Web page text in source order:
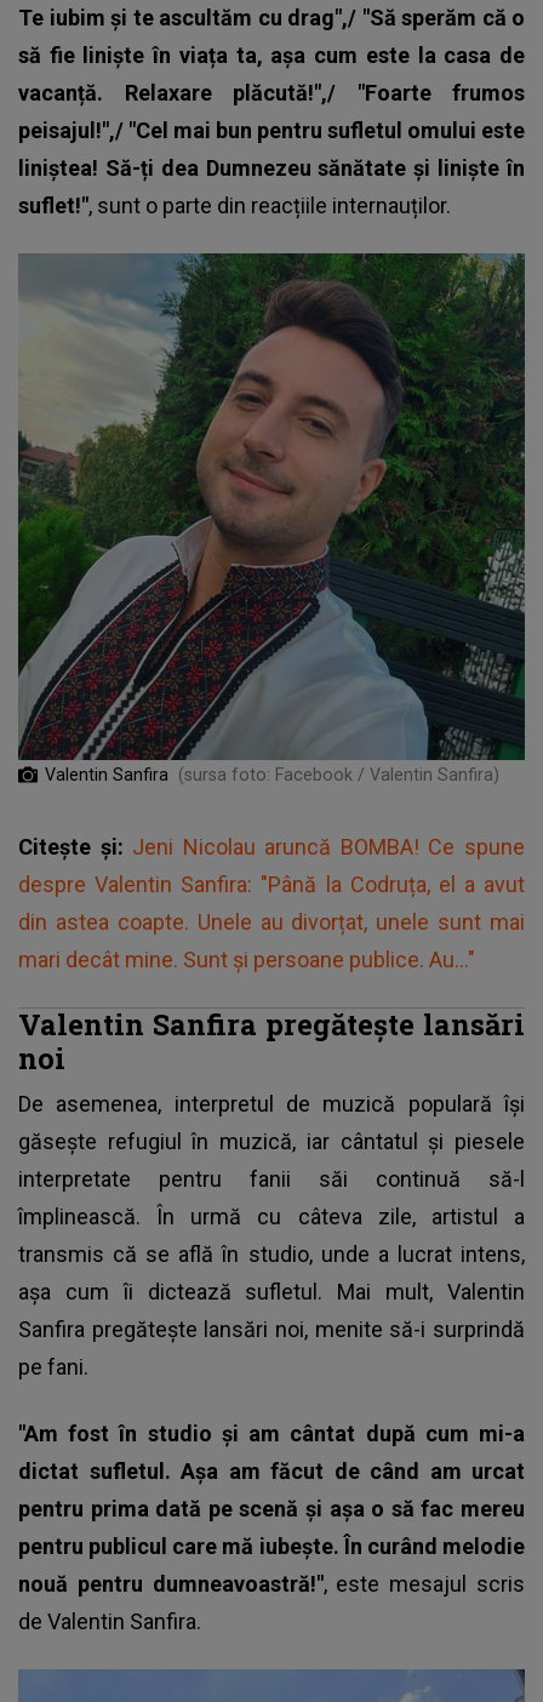
Te iubim și te ascultăm cu drag",/ "Să sperăm că o
să fie liniște în viața ta, așa cum este la casa de
vacanță. Relaxare plăcută!",/ "Foarte frumos
peisajul!",/ "Cel mai bun pentru sufletul omului este
liniștea! Să-ți dea Dumnezeu sănătate și liniște în
suflet!", sunt o parte din reacțiile internauților.
Valentin Sanfira (sursa foto: Facebook / Valentin Sanfira)
Citește și: Jeni Nicolau aruncă BOMBA! Ce spune
despre Valentin Sanfira: "Până la Codruța, el a avut
din astea coapte. Unele au divorțat, unele sunt mai
mari decât mine. Sunt și persoane publice. Au..."
Valentin Sanfira pregătește lansări
noi
De asemenea, interpretul de muzică populară își
găsește refugiul în muzică, iar cântatul și piesele
interpretate pentru fanii săi continuă să-l
împlinească. În urmă cu câteva zile, artistul a
transmis că se află în studio, unde a lucrat intens,
așa cum îi dictează sufletul. Mai mult, Valentin
Sanfira pregătește lansări noi, menite să-i surprindă
pe fani.
"Am fost în studio și am cântat după cum mi-a
dictat sufletul. Așa am făcut de când am urcat
pentru prima dată pe scenă și așa o să fac mereu
pentru publicul care mă iubește. În curând melodie
nouă pentru dumneavoastră!", este mesajul scris
de Valentin Sanfira.